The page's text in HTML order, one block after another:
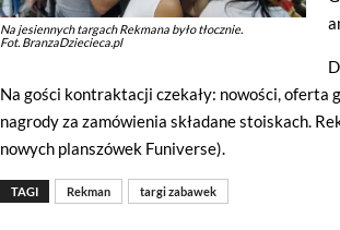
Na jesiennych targach Rekmana było tłocznie.
Fot. BranzaDziecieca.pl
Na gości kontraktacji czekały: nowości,
nagrody za zamówienia składane stoiskach.
nowych planszówek Funiverse).
TAGI Rekman targi zabawek